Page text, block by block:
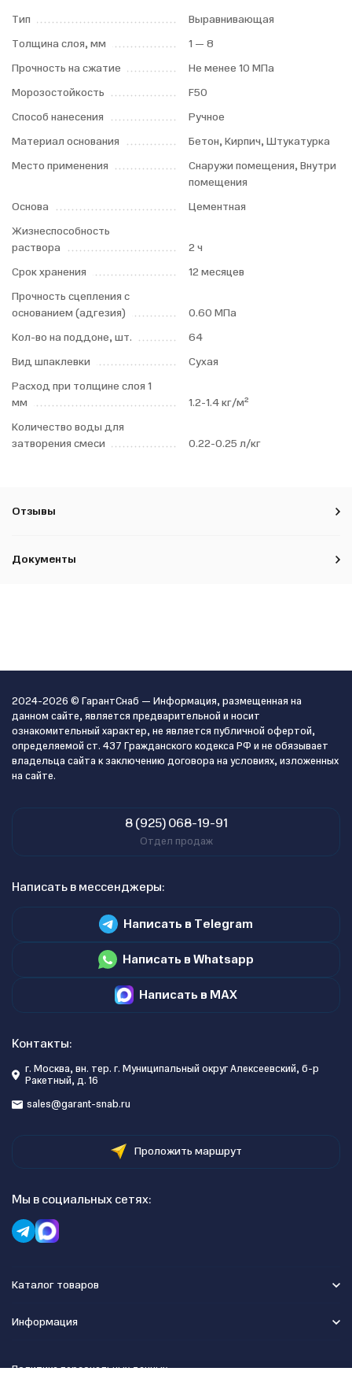
Тип
Выравнивающая
Толщина слоя, мм
1 — 8
Прочность на сжатие
Не менее 10 МПа
Морозостойкость
F50
Способ нанесения
Ручное
Материал основания
Бетон, Кирпич, Штукатурка
Место применения
Снаружи помещения, Внутри
помещения
Основа
Цементная
Жизнеспособность
раствора
2 ч
Срок хранения
12 месяцев
Прочность сцепления с
основанием (адгезия)
0.60 МПа
Кол-во на поддоне, шт.
64
Вид шпаклевки
Сухая
Расход при толщине слоя 1
мм
1.2-1.4 кг/м²
Количество воды для
затворения смеси
0.22-0.25 л/кг
Отзывы
Документы
2024-2026 © ГарантСнаб — Информация, размещенная на
данном сайте, является предварительной и носит
ознакомительный характер, не является публичной офертой,
определяемой ст. 437 Гражданского кодекса РФ и не обязывает
владельца сайта к заключению договора на условиях, изложенных
на сайте.
8 (925) 068-19-91
Отдел продаж
Написать в мессенджеры:
Написать в Telegram
Написать в Whatsapp
Написать в MAX
Контакты:
г. Москва, вн. тер. г. Муниципальный округ Алексеевский, б-р
Ракетный, д. 16
sales@garant-snab.ru
Проложить маршрут
Мы в социальных сетях:
Каталог товаров
Информация
Политика персональных данных